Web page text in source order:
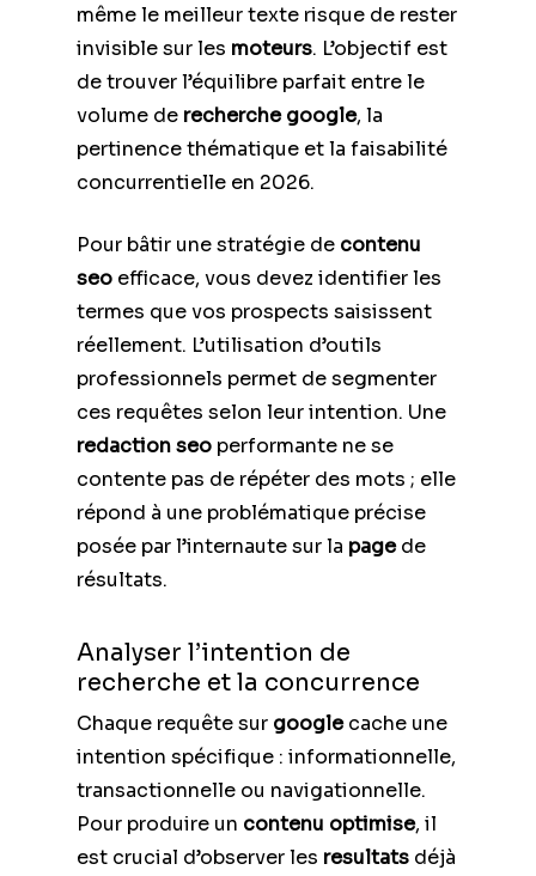
même le meilleur texte risque de rester
invisible sur les moteurs. L’objectif est
de trouver l’équilibre parfait entre le
volume de recherche google, la
pertinence thématique et la faisabilité
concurrentielle en 2026.
Pour bâtir une stratégie de contenu
seo efficace, vous devez identifier les
termes que vos prospects saisissent
réellement. L’utilisation d’outils
professionnels permet de segmenter
ces requêtes selon leur intention. Une
redaction seo performante ne se
contente pas de répéter des mots ; elle
répond à une problématique précise
posée par l’internaute sur la pagede
résultats.
Analyser l’intention de
recherche et la concurrence
Chaque requête sur googlecache une
intention spécifique : informationnelle,
transactionnelle ou navigationnelle.
Pour produire un contenu optimise, il
est crucial d’observer les resultats déjà